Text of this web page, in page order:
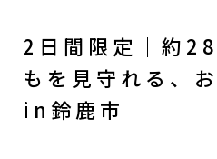
2日間限定｜約
もを見守れる、
in鈴鹿市